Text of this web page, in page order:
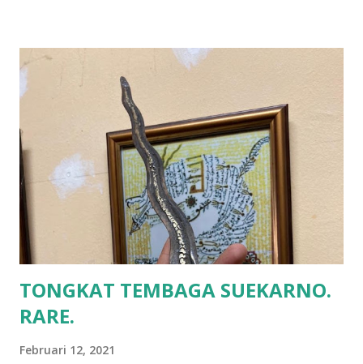
TONGKAT TEMBAGA SUEKARNO.
RARE.
Februari 12, 2021